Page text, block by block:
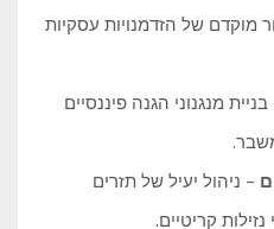
מוקדם של הזדמנויות עסקיות
בניית מנגנוני הגנה פיננסיים
– ניהול יעיל של תזרים
קריטיים.